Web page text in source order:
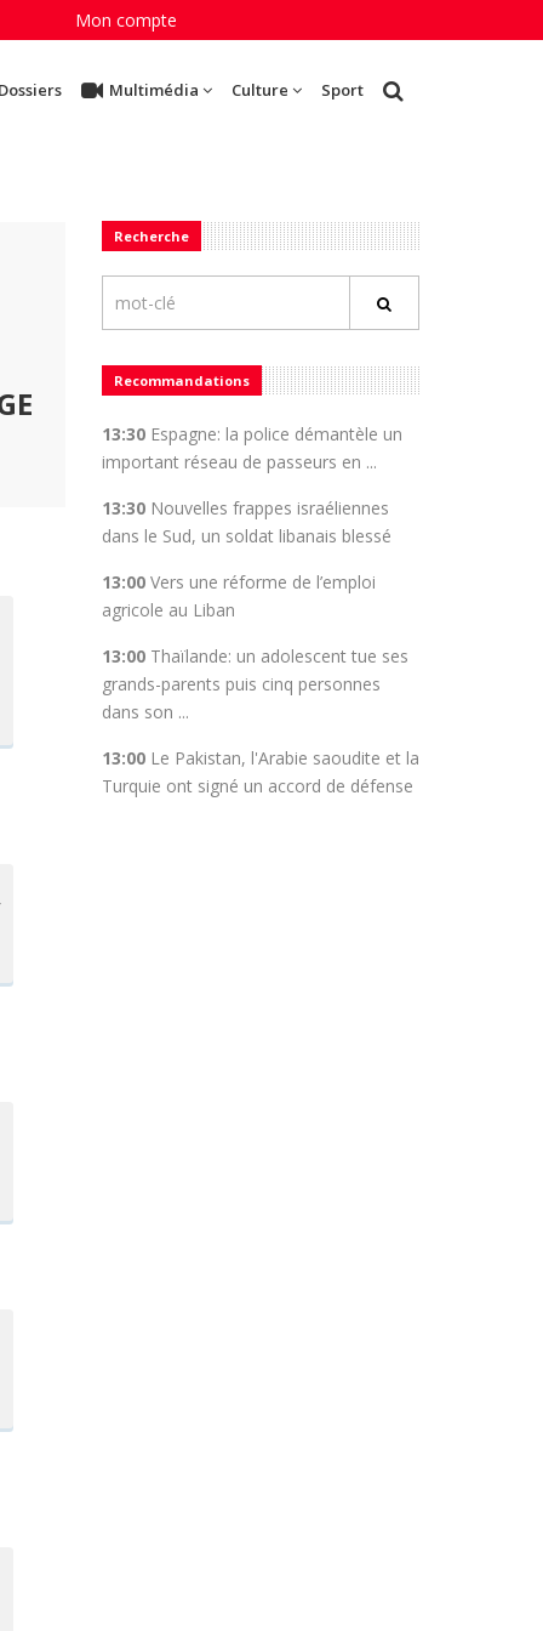
Mon compte
Multimédia Culture Sport
Recherche
Recommandations
13:30Espagne: la police démantèle un
important réseau de passeurs en ...
13:30Nouvelles frappes israéliennes
dans le Sud, un soldat libanais blessé
13:00Vers une réforme de l’emploi
agricole au Liban
13:00Thaïlande: un adolescent tue ses
grands-parents puis cinq personnes
dans son ...
13:00Le Pakistan, l'Arabie saoudite et la
Turquie ont signé un accord de défense